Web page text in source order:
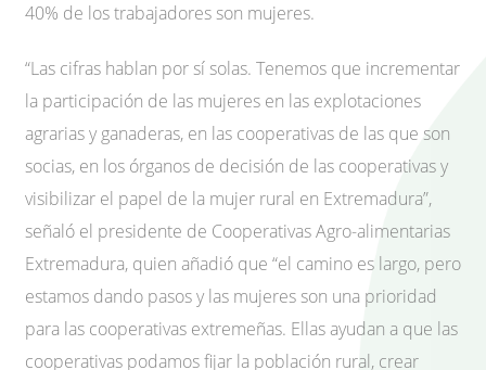
40% de los trabajadores son mujeres.
“Las cifras hablan por sí solas. Tenemos que incrementar
la participación de las mujeres en las explotaciones
agrarias y ganaderas, en las cooperativas de las que son
socias, en los órganos de decisión de las cooperativas y
visibilizar el papel de la mujer rural en Extremadura”,
señaló el presidente de Cooperativas Agro-alimentarias
Extremadura, quien añadió que “el camino es largo, pero
estamos dando pasos y las mujeres son una prioridad
para las cooperativas extremeñas. Ellas ayudan a que las
cooperativas podamos fijar la población rural, crear